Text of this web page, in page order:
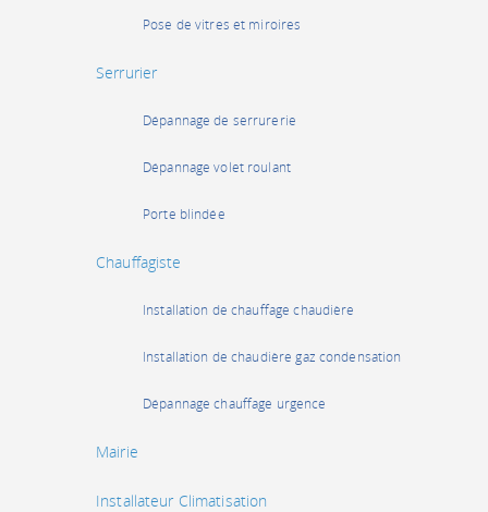
Pose de vitres et miroires
Serrurier
Dépannage de serrurerie
Dépannage volet roulant
Porte blindée
Chauffagiste
Installation de chauffage chaudière
Installation de chaudière gaz condensation
Dépannage chauffage urgence
Mairie
Installateur Climatisation